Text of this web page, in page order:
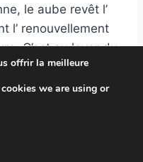
le aube revêt l’
l’ renouvellement
C’est au lever du
se tourne
à être
L’habitude
chrétienne,
offrir la meilleure
we are using or